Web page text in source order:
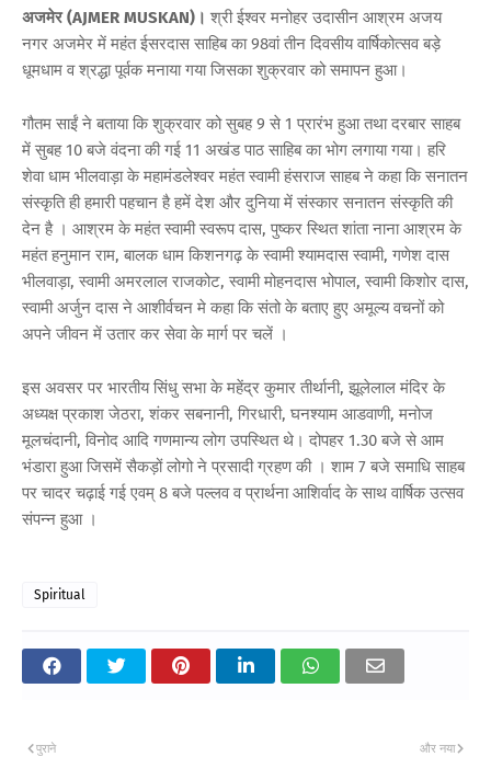
अजमेर (AJMER MUSKAN)। श्री ईश्वर मनोहर उदासीन आश्रम अजय
नगर अजमेर में महंत ईसरदास साहिब का 98वां तीन दिवसीय वार्षिकोत्सव बड़े
धूमधाम व श्रद्धा पूर्वक मनाया गया जिसका शुक्रवार को समापन हुआ।
गौतम साईं ने बताया कि शुक्रवार को सुबह 9 से 1 प्रारंभ हुआ तथा दरबार साहब
में सुबह 10 बजे वंदना की गई 11 अखंड पाठ साहिब का भोग लगाया गया। हरि
शेवा धाम भीलवाड़ा के महामंडलेश्वर महंत स्वामी हंसराज साहब ने कहा कि सनातन
संस्कृति ही हमारी पहचान है हमें देश और दुनिया में संस्कार सनातन संस्कृति की
देन है । आश्रम के महंत स्वामी स्वरूप दास, पुष्कर स्थित शांता नाना आश्रम के
महंत हनुमान राम, बालक धाम किशनगढ़ के स्वामी श्यामदास स्वामी, गणेश दास
भीलवाड़ा, स्वामी अमरलाल राजकोट, स्वामी मोहनदास भोपाल, स्वामी किशोर दास,
स्वामी अर्जुन दास ने आशीर्वचन मे कहा कि संतो के बताए हुए अमूल्य वचनों को
अपने जीवन में उतार कर सेवा के मार्ग पर चलें ।
इस अवसर पर भारतीय सिंधु सभा के महेंद्र कुमार तीर्थानी, झूलेलाल मंदिर के
अध्यक्ष प्रकाश जेठरा, शंकर सबनानी, गिरधारी, घनश्याम आडवाणी, मनोज
मूलचंदानी, विनोद आदि गणमान्य लोग उपस्थित थे। दोपहर 1.30 बजे से आम
भंडारा हुआ जिसमें सैकड़ों लोगो ने प्रसादी ग्रहण की । शाम 7 बजे समाधि साहब
पर चादर चढ़ाई गई एवम् 8 बजे पल्लव व प्रार्थना आशिर्वाद के साथ वार्षिक उत्सव
संपन्न हुआ ।
Spiritual
और नया
पुराने